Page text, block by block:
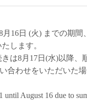
16日 (火) までの期
します。
は8月17日(水)以降、
い合わせをいただいた
August 16 due to